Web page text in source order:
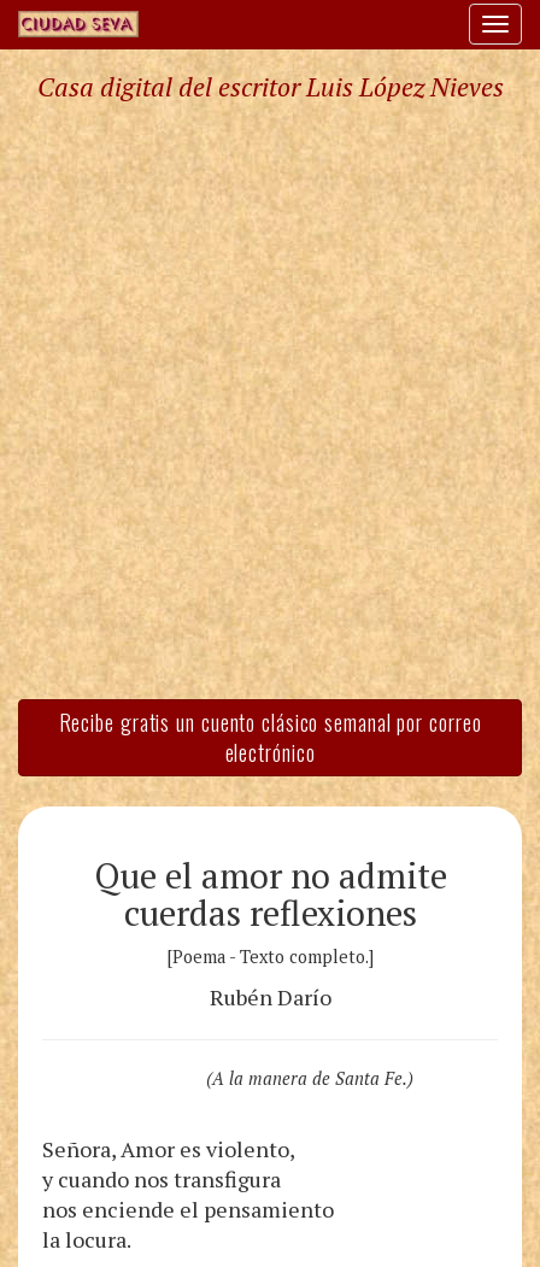
Casa digital del escritor Luis López Nieves
Recibe gratis un cuento clásico semanal por correo
electrónico
Que el amor no admite
cuerdas reflexiones
[Poema - Texto completo.]
Rubén Darío
(A la manera de Santa Fe.)
Señora, Amor es violento,
y cuando nos transfigura
nos enciende el pensamiento
la locura.